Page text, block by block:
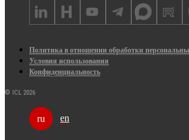
Политика в отношении обработки
Условия использования
Конфиденциальность
© ICL 2026
ru en